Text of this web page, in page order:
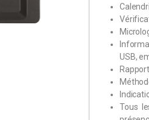
USB,
Tous